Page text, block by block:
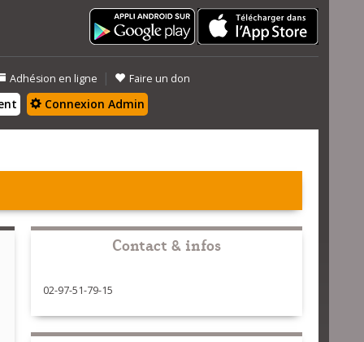
Adhésion en ligne | Faire un don
Connexion Admin
Contact & infos
02-97-51-79-15